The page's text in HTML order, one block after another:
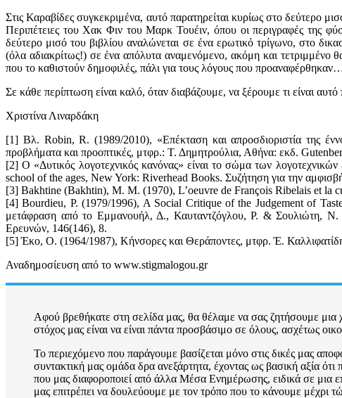
Στις Καραβίδες συγκεκριμένα, αυτό παρατηρείται κυρίως στο δεύτερο
Περιπέτειες του Χακ Φιν του Μαρκ Τουέιν, όπου οι περιγραφές της
δεύτερο μισό του βιβλίου αναλώνεται σε ένα ερωτικό τρίγωνο, στο
(όλα αδιακρίτως!) σε ένα απόλυτα αναμενόμενο, ακόμη και τετριμμένο
που το καθιστούν δημοφιλές, πάλι για τους λόγους που
Σε κάθε περίπτωση είναι καλό, όταν διαβάζουμε, να ξέρουμε τι είναι
Χριστίνα Λιναρδάκη
[1] Βλ. Robin, R. (1989/2010), «Επέκταση και απροσδιοριστία της
προβλήματα και προοπτικές, μτφρ.: Τ. Δημητρούλια, Αθήνα: εκδ.
[2] Ο «Δυτικός λογοτεχνικός κανόνας» είναι το σώμα των
school of the ages, New York: Riverhead Books. Συζήτηση για την
[3] Bakhtine (Bakhtin), M. M. (1970), L’oeuvre de François Ribelais et la
[4] Bourdieu, P. (1979/1996), A Social Critique of the Judgement of
μετάφραση από το Εμμανουήλ, Δ., Καυταντζόγλου, Ρ. & Σουλιώτη, Ν.
Ερευνών, 146(146), 8.
[5] Έκο, Ο. (1964/1987), Κήνσορες και Θεράποντες, μτφρ. Έ.
Αναδημοσίευση από το www.stigmalogou.gr
Αφού βρεθήκατε στη σελίδα μας, θα θέλαμε να σας ζητήσουμε μια
στόχος μας είναι να είναι πάντα προσβάσιμο σε όλους, ασχέτως
Το περιεχόμενο που παράγουμε βασίζεται μόνο στις δικές μας
συντακτική μας ομάδα δρα ανεξάρτητα, έχοντας ως βασική αξία
που μας διαφοροποιεί από άλλα Μέσα Ενημέρωσης, ειδικά σε μια
μας επιτρέπει να δουλεύουμε με τον τρόπο που το κάνουμε μέχρι